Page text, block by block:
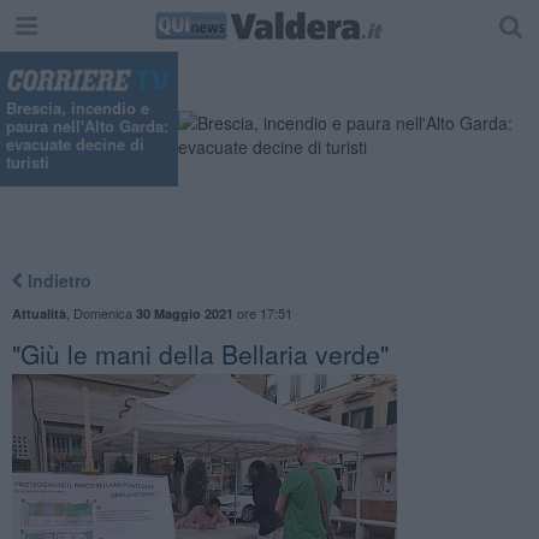
Brescia, incendio e
paura nell'Alto Garda:
evacuate decine di
turisti
Indietro
Attualità Domenica 30 Maggio 2021 ore 17:51
"Giù le mani della Bellaria verde"